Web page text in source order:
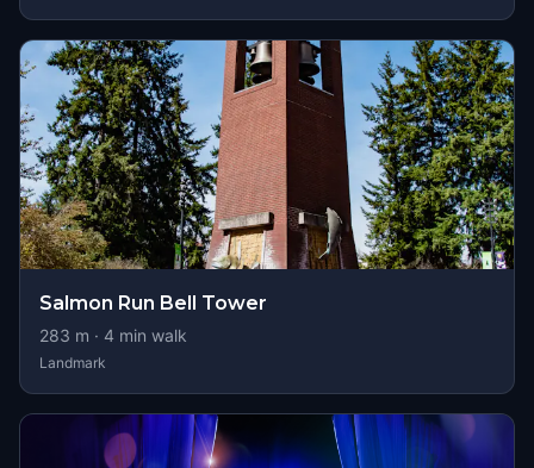
Salmon Run Bell Tower
283 m · 4 min walk
Landmark